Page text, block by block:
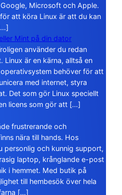
Microsoft och Apple.
att köra Linux är att du kan
Mint på din dator
använder du redan
Linux är en kärna, alltså en
behöver för att
med internet, styra
Det som gör Linux speciellt
licens som gör att […]
frustrerande och
nära till hands. Hos
personlig och kunnig support,
laptop, krånglande e-post
i hemmet. Med butik på
till hembesök över hela
[…]